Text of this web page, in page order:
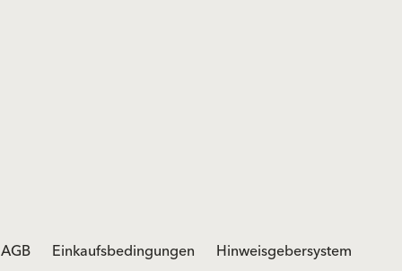
AGB Einkaufsbedingungen Hinweisgebersystem